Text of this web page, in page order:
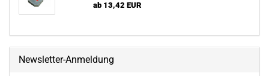
ab 13,42 EUR
Newsletter-Anmeldung